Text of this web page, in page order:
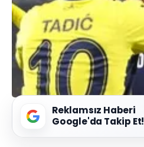
Reklamsız Haberi
Google'da Takip Et!